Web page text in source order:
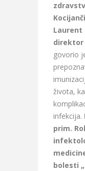
Laurent
direktor
govorio
života,
infekcija.
prim.
bolesti